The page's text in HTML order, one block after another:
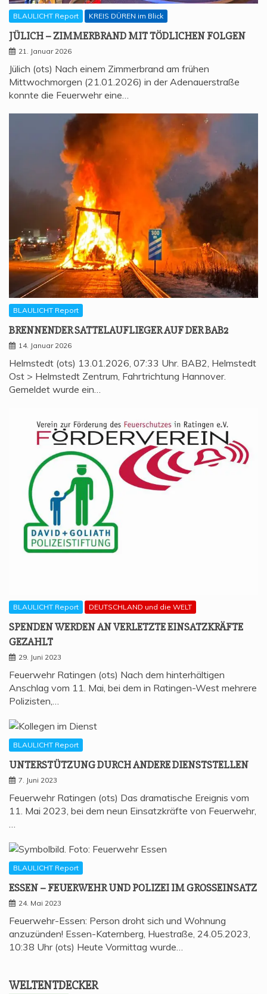
BLAULICHT Report KREIS DÜREN im Blick
JÜLICH – ZIM­MER­BRAND MIT TÖD­LI­CHEN FOLGEN
21. Januar 2026
Jülich (ots) Nach einem Zimmerbrand am frühen
Mittwochmorgen (21.01.2026) in der Adenauerstraße
konnte die Feuerwehr eine…
BLAULICHT Report
BREN­NEN­DER SAT­TEL­AUF­LIE­GER AUF DER BAB2
14. Januar 2026
Helmstedt (ots) 13.01.2026, 07:33 Uhr. BAB2, Helmstedt
Ost > Helmstedt Zentrum, Fahrtrichtung Hannover.
Gemeldet wurde ein…
BLAULICHT Report DEUTSCHLAND und die WELT
SPEN­DEN WER­DEN AN VER­LETZ­TE EIN­SATZ­KRÄF­TE
GEZAHLT
29. Juni 2023
Feuerwehr Ratingen (ots) Nach dem hinterhältigen
Anschlag vom 11. Mai, bei dem in Ratingen-West mehrere
Polizisten,…
BLAULICHT Report
UNTER­STÜT­ZUNG DURCH ANDE­RE DIENSTSTELLEN
7. Juni 2023
Feuerwehr Ratingen (ots) Das dramatische Ereignis vom
11. Mai 2023, bei dem neun Einsatzkräfte von Feuerwehr,
…
BLAULICHT Report
ESSEN – FEU­ER­WEHR UND POLI­ZEI IM GROSSEINSATZ
24. Mai 2023
Feuerwehr-Essen: Person droht sich und Wohnung
anzuzünden! Essen-Katernberg, Huestraße, 24.05.2023,
10:38 Uhr (ots) Heute Vormittag wurde…
WELT­ENT­DE­CKER